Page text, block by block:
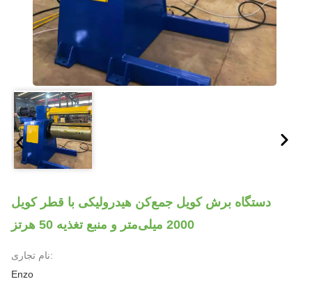
دستگاه برش کویل جمع‌کن هیدرولیکی با قطر کویل
2000 میلی‌متر و منبع تغذیه 50 هرتز
نام تجاری:
Enzo